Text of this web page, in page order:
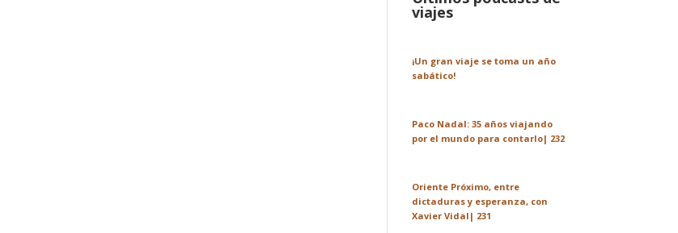
viajes
¡Un gran viaje se toma un año
sabático!
Paco Nadal: 35 años viajando
por el mundo para contarlo| 232
Oriente Próximo, entre
dictaduras y esperanza, con
Xavier Vidal| 231